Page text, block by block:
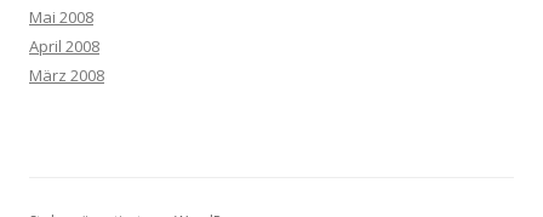
Mai 2008
April 2008
März 2008